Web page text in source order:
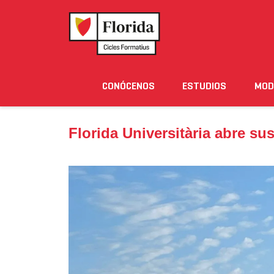
Noticias Eventos Blog Solicita
CONÓCENOS ESTUDIOS
Florida Universitària abre